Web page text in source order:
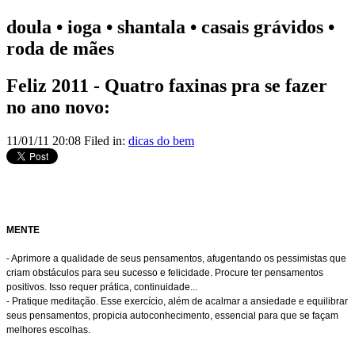
doula • ioga • shantala • casais grávidos •
roda de mães
Feliz 2011 - Quatro faxinas pra se fazer
no ano novo:
11/01/11 20:08 Filed in: dicas do bem
MENTE
- Aprimore a qualidade de seus pensamentos, afugentando os pessimistas que
criam obstáculos para seu sucesso e felicidade. Procure ter pensamentos
positivos. Isso requer prática, continuidade...
- Pratique meditação. Esse exercício, além de acalmar a ansiedade e equilibrar
seus pensamentos, propicia autoconhecimento, essencial para que se façam
melhores escolhas.